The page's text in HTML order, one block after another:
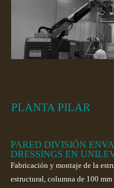
PLANTA PILAR
PARED DIVISIÓN
DRESSINGS EN
Fabricación y montaje de la
estructural, columna de 100